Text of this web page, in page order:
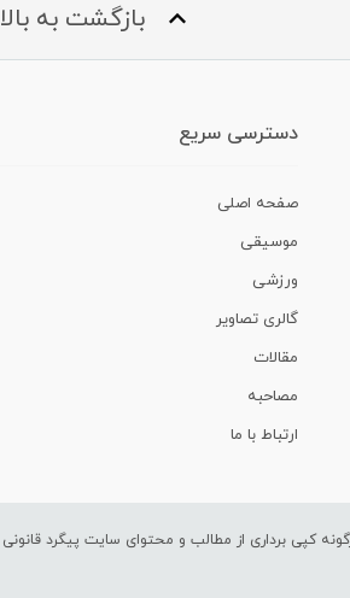
بازگشت به بالا
دسترسی سریع
صفحه اصلی
موسیقی
ورزشی
گالری تصاویر
مقالات
مصاحبه
ارتباط با ما
کپی برداری از مطالب و محتوای سایت پیگرد قانونی